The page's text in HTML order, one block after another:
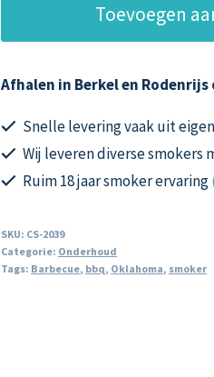
De
inch
Oklahoma
Country
Smoker
Toevoegen
Afhalen in Berkel en
Snelle levering vaak uit
Wij leveren diverse smokers
Ruim 18 jaar smoker ervaring
SKU: CS-2039
Categorie: Onderhoud
Tags: Barbecue, bbq, Oklahoma, smoker